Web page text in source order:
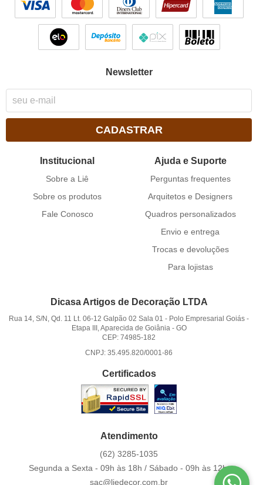
Newsletter
CADASTRAR
Institucional
Sobre a Liê
Sobre os produtos
Fale Conosco
Ajuda e Suporte
Perguntas frequentes
Arquitetos e Designers
Quadros personalizados
Envio e entrega
Trocas e devoluções
Para lojistas
Dicasa Artigos de Decoração LTDA
Rua 14, S/N, Qd. 11 Lt. 06-12 Galpão 02 Sala 01 - Polo Empresarial Goiás -
Etapa III, Aparecida de Goiânia - GO
CEP: 74985-182
CNPJ: 35.495.820/0001-86
Certificados
Atendimento
(62) 3285-1035
Segunda a Sexta - 09h às 18h / Sábado - 09h às 12h.
sac@liedecor.com.br